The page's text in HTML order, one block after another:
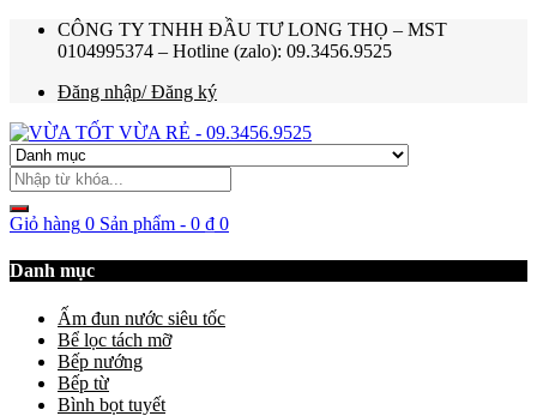
CÔNG TY TNHH ĐẦU TƯ LONG THỌ – MST
0104995374 – Hotline (zalo): 09.3456.9525
Đăng nhập/ Đăng ký
Giỏ hàng 0 Sản phẩm - 0 ₫ 0
Danh mục
Ấm đun nước siêu tốc
Bể lọc tách mỡ
Bếp nướng
Bếp từ
Bình bọt tuyết